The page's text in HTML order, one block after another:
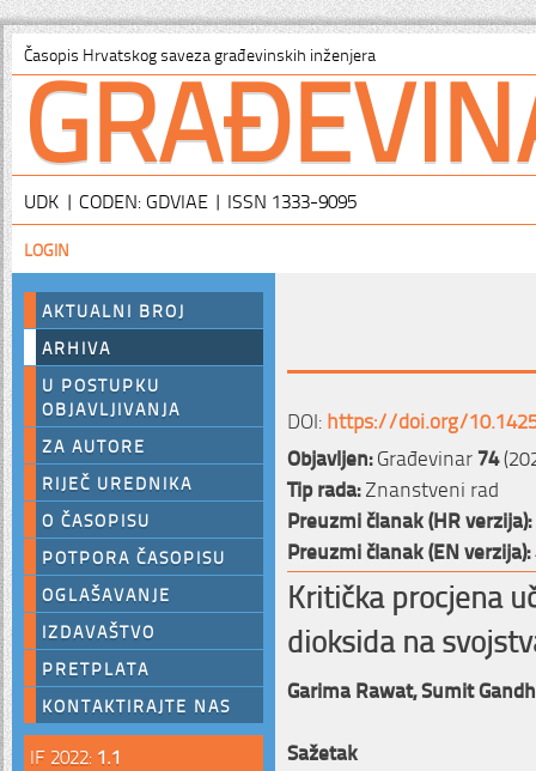
Časopis Hrvatskog saveza građevinskih inženjera
UDK | CODEN: GDVIAE | ISSN 1333-9095
LOGIN
AKTUALNI BROJ
ARHIVA
U POSTUPKU
OBJAVLJIVANJA
ZA AUTORE
RIJEČ UREDNIKA
O ČASOPISU
POTPORA ČASOPISU
OGLAŠAVANJE
IZDAVAŠTVO
PRETPLATA
KONTAKTIRAJTE NAS
IF 2022: 1.1
DOI:https://doi.org/
Objavljen:Građevinar74
Tip rada:Znanstveni rad
Preuzmi članak (HR verzija):
Preuzmi članak (EN verzija):
Kritička procjena
dioksida na
Garima Rawat,Sumit
Sažetak